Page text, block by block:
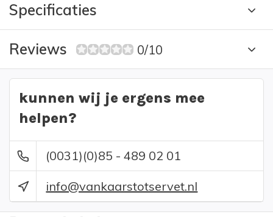
Specificaties
Reviews 0/10
kunnen wij je ergens mee
helpen?
(0031)(0)85 - 489 02 01
info@vankaarstotservet.nl